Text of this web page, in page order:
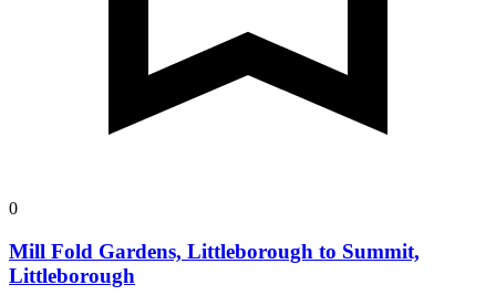
0
Mill Fold Gardens, Littleborough to Summit,
Littleborough